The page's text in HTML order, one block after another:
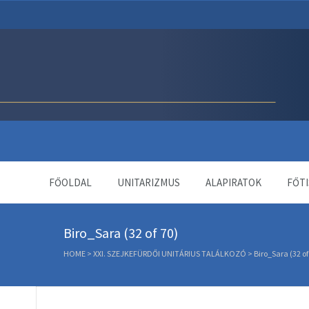
FŐOLDAL UNITARIZMUS ALAPIRATOK
Biro_Sara (32 of 70)
HOME > XXI. SZEJKEFÜRDŐI UNITÁRIUS TALÁLKOZÓ > Biro_Sara (32